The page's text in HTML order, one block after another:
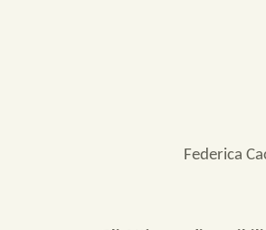
Federica